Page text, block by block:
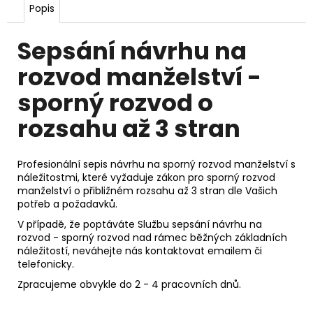
Popis
Sepsání návrhu na
rozvod manželství -
sporný rozvod o
rozsahu až 3 stran
Profesionální sepis návrhu na sporný rozvod manželství s
náležitostmi, které vyžaduje zákon pro sporný rozvod
manželství o přibližném rozsahu až 3 stran dle Vašich
potřeb a požadavků.
V případě, že poptáváte Službu sepsání návrhu na
rozvod - sporný rozvod nad rámec běžných základních
náležitostí, neváhejte nás kontaktovat emailem či
telefonicky.
Zpracujeme obvykle do 2 - 4 pracovních dnů.